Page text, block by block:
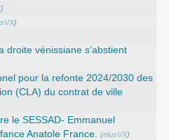
)
)
droite vénissiane s’abstient
pour la refonte 2024/2030 des
(CLA) du contrat de ville
le SESSAD- Emmanuel
Anatole France.
(elusVX)